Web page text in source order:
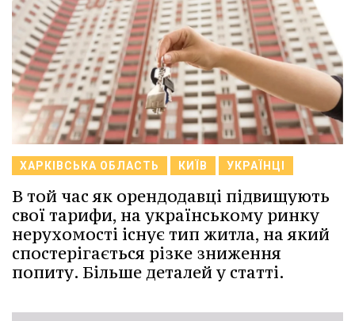
ХАРКІВСЬКА ОБЛАСТЬ КИЇВ УКРАЇНЦІ
В той час як орендодавці підвищують
свої тарифи, на українському ринку
нерухомості існує тип житла, на який
спостерігається різке зниження
попиту. Більше деталей у статті.